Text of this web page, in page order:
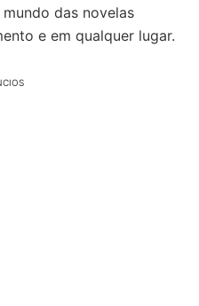
das novelas
e em qualquer lugar.